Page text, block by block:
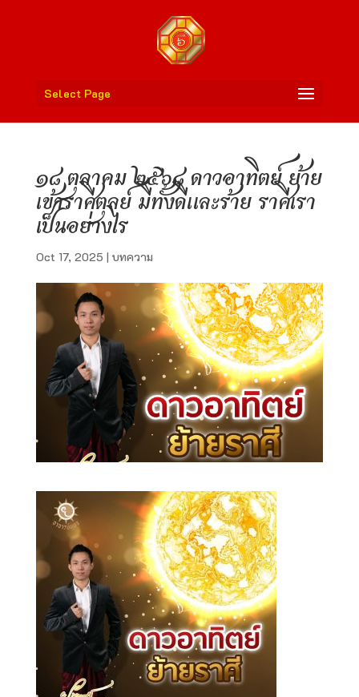
Select Page
๑๘ ตุลาคม ๒๕๖๘ ดาวอาทิตย์ ย้าย
เข้าราศีตุลย์ มีทั้งดีและร้าย ราศีเรา
เป็นอย่างไร
Oct 17, 2025 | บทความ